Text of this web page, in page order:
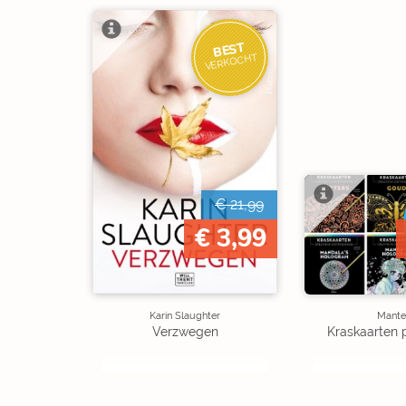
BEST
VERKOCHT
€ 21,99
€ 3,99
Karin Slaughter
Verzwegen Kraskaarten